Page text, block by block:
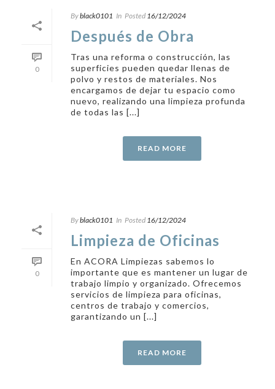
0
Byblack0101 In Posted 16/12/2024
Después de Obra
Tras una reforma o construcción, las
superficies pueden quedar llenas de
polvo y restos de materiales. Nos
encargamos de dejar tu espacio como
nuevo, realizando una limpieza profunda
de todas las [...]
READ MORE
0
Byblack0101 In Posted 16/12/2024
Limpieza de Oficinas
En ACORA Limpiezas sabemos lo
importante que es mantener un lugar de
trabajo limpio y organizado. Ofrecemos
servicios de limpieza para oficinas,
centros de trabajo y comercios,
garantizando un [...]
READ MORE